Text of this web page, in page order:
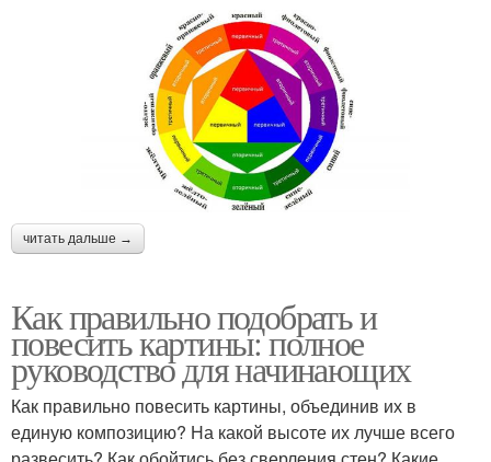
читать дальше →
Как правильно подобрать и
повесить картины: полное
руководство для начинающих
Как правильно повесить картины, объединив их в
единую композицию? На какой высоте их лучше всего